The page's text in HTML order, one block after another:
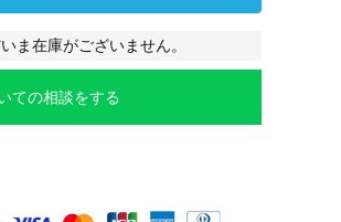
ま在庫がございません。
ての相談をする